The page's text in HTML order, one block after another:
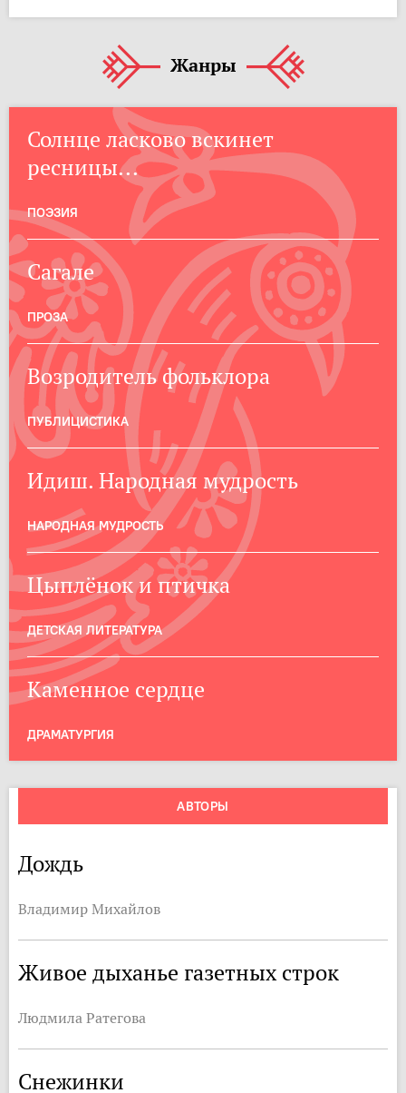
Жанры
Солнце ласково вскинет
ресницы...
ПОЭЗИЯ
Сагале
ПРОЗА
Возродитель фольклора
ПУБЛИЦИСТИКА
Идиш. Народная мудрость
НАРОДНАЯ МУДРОСТЬ
Цыплёнок и птичка
ДЕТСКАЯ ЛИТЕРАТУРА
Каменное сердце
ДРАМАТУРГИЯ
АВТОРЫ
Дождь
Владимир Михайлов
Живое дыханье газетных строк
Людмила Ратегова
Снежинки